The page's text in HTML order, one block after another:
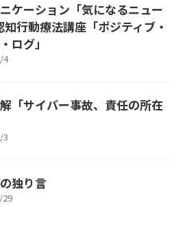
ケーション「気になるニュー
行動療法講座「ポジティブ・
ログ」
4
「サイバー事故、責任の所在
3
独り言
29